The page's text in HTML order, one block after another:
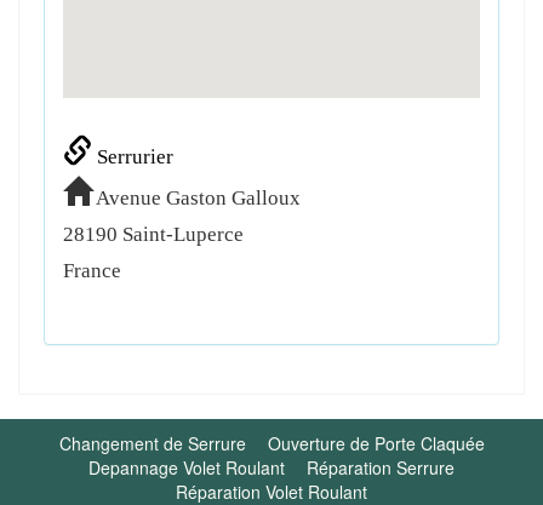
Serrurier
Avenue Gaston Galloux
28190 Saint-Luperce
France
Changement de Serrure
Ouverture de Porte Claquée
Depannage Volet Roulant
Réparation Serrure
Réparation Volet Roulant